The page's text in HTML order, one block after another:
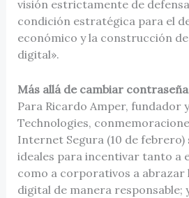
visión estrictamente de
condición estratégica para el
económico y la construcción
digital».
Más allá de cambiar
Para Ricardo Amper, fundador
Technologies,
Internet Segura (10 de febrero)
ideales para incentivar tanto a
como a corporativos a
digital de manera responsable;